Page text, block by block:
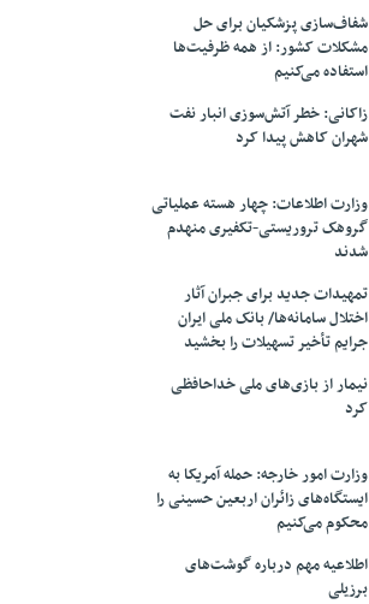
شفاف‌سازی پزشکیان برای حل
مشکلات کشور: از همه ظرفیت‌ها
استفاده می‌کنیم
زاکانی: خطر آتش‌سوزی انبار نفت
شهران کاهش پیدا کرد
وزارت اطلاعات: چهار هسته‌ عملیاتی
گروهک‌ تروریستی-تکفیری منهدم
شدند
تمهیدات جدید برای جبران آثار
اختلال سامانه‌ها/ بانک ملی ایران
جرایم تأخیر تسهیلات را بخشید
نیمار از بازی‌های ملی خداحافظی
کرد
وزارت امور خارجه: حمله آمریکا به
ایستگاه‌های زائران اربعین حسینی را
محکوم می‌کنیم
اطلاعیه مهم درباره گوشت‌های
برزیلی